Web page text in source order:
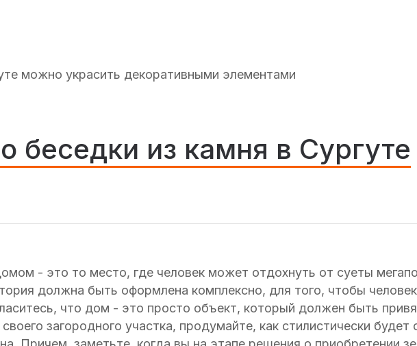
можно украсить декоративными элементами
беседки из камня в Сургуте
- это то место, где человек может отдохнуть от суеты
должна быть оформлена комплексно, для того, чтобы
что дом - это просто объект, который должен быть
загородного участка, продумайте, как стилистически